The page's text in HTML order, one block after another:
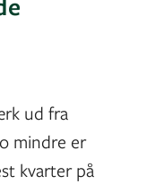
ud fra
mindre er
kvarter på